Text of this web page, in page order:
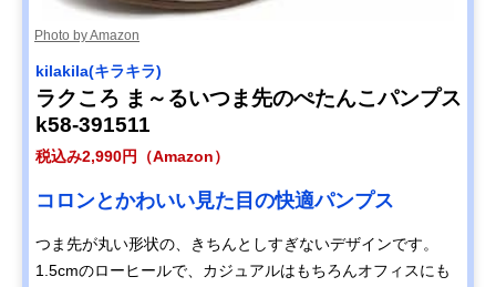
Photo by Amazon
kilakila(キラキラ)
ラクころ ま～るいつま先のぺたんこパンプス
k58-391511
税込み2,990円（Amazon）
コロンとかわいい見た目の快適パンプス
つま先が丸い形状の、きちんとしすぎないデザインです。
1.5cmのローヒールで、カジュアルはもちろんオフィスにも